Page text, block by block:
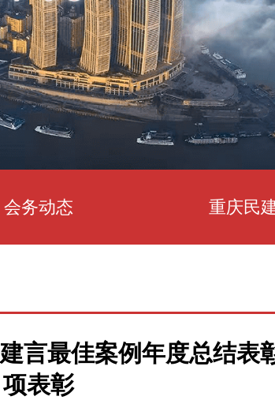
会务动态 重庆民
言最佳案例年度总结表
项表彰